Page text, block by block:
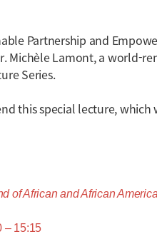
Partnership and
Michèle Lamont, a world-
Series.
this special lecture,
and African American
– 15:15